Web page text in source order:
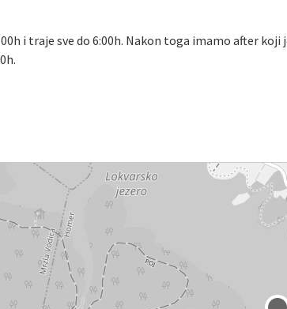
i traje sve do 6:00h. Nakon toga imamo after